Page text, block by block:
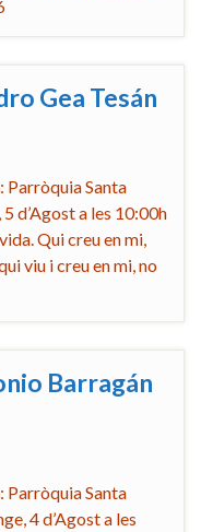
Gea Tesán
Parròquia Santa
d’Agost a les 10:00h
Qui creu en mi,
viu i creu en mi, no
Barragán
Parròquia Santa
4 d’Agost a les